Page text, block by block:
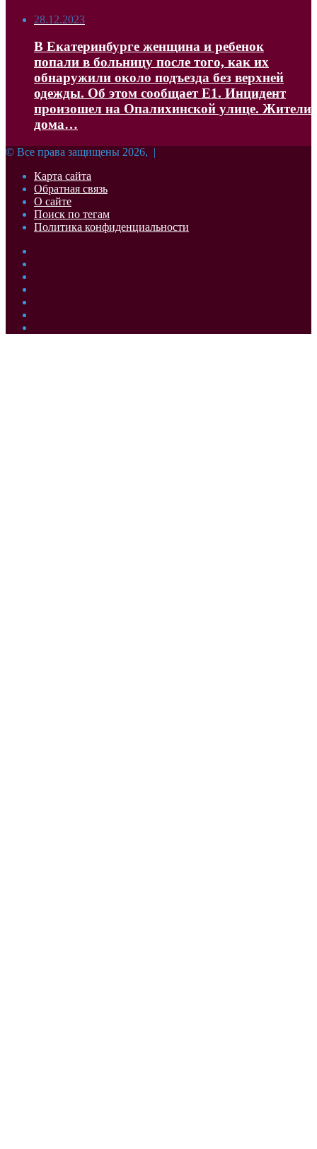
28.12.2023
В Екатеринбурге женщина и ребенок
попали в больницу после того, как их
обнаружили около подъезда без верхней
одежды. Об этом сообщает Е1. Инцидент
произошел на Опалихинской улице. Жители
дома…
© Все права защищены 2026, |
Карта сайта
Обратная связь
О сайте
Поиск по тегам
Политика конфиденциальности